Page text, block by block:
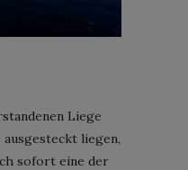
Liege
liegen,
sofort eine der